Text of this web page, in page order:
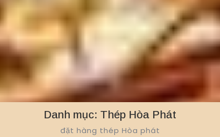
Danh mục: Thép Hòa Phát
đặt hàng thép Hòa phát